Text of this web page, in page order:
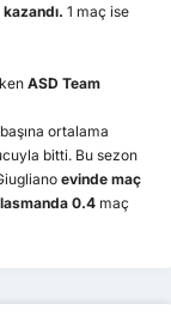
1 maç ise
ASD Team
ortalama
bitti. Bu sezon
evinde maç
0.4 maç